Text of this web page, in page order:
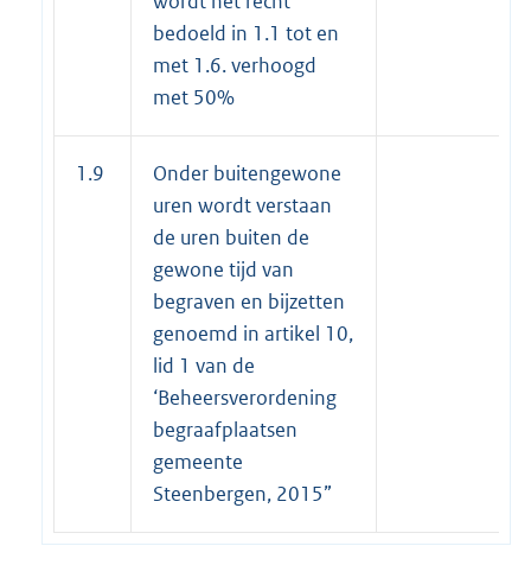
bedoeld in 1.1 tot en
met 1.6. verhoogd
met 50%
1.9
Onder buitengewone
uren wordt verstaan
de uren buiten de
gewone tijd van
begraven en bijzetten
genoemd in artikel 10,
lid 1 van de
‘Beheersverordening
begraafplaatsen
gemeente
Steenbergen, 2015”